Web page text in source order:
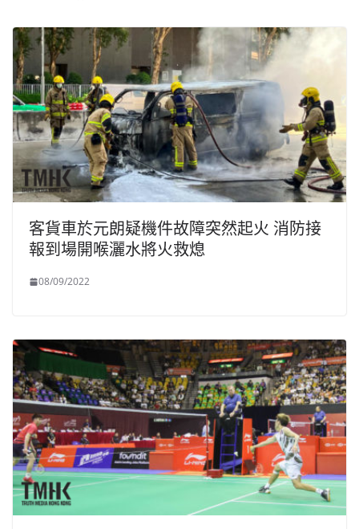
客貨車於元朗疑機件故障突然起火 消防接
報到場開喉灑水將火救熄
08/09/2022